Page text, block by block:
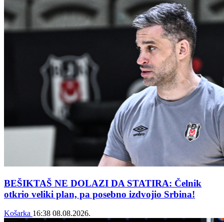
BEŠIKTAŠ NE DOLAZI DA STATIRA: Čelnik
otkrio veliki plan, pa posebno izdvojio Srbina!
Košarka 16:38 08.08.2026.